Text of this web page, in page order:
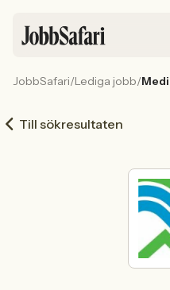
Arbetsliv och karriär
För arbetsgivare
Sök med AI
JobbSafari/Lediga jobb/
Till sökresultaten